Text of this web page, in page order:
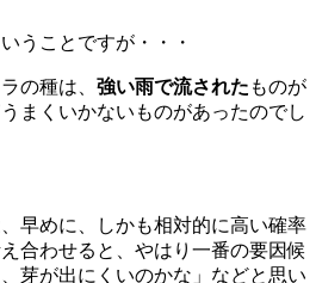
うことですが・・・
の種は、 強い雨で流された ものが
うまくいかないものがあったのでし
早めに、しかも相対的に高い確率
合わせると、 やはり一番の要因候
芽が出にくいのかな」などと思い